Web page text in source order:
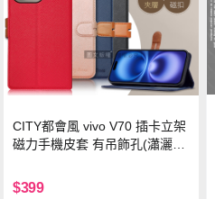
CITY都會風 vivo V70 插卡立架
磁力手機皮套 有吊飾孔(瀟灑
$399